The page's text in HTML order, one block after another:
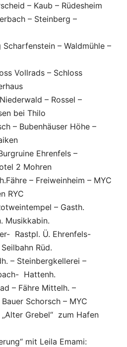
– Kaub – Rüdesheim
– Steinberg –
– Waldmühle –
Vollrads – Schloss
– Rossel –
bei Thilo
– Bubenhäuser Höhe –
Ehrenfels –
2 Mohren
– Freiweinheim – MYC
RYC
– Gasth.
Musikkabin.
Rastpl. Ü. Ehrenfels-
Rüd.
– Steinbergkellerei –
Hattenh.
– Fähre Mittelh. –
Schorsch – MYC
Grebel“ zum Hafen
mit Leila Emami: